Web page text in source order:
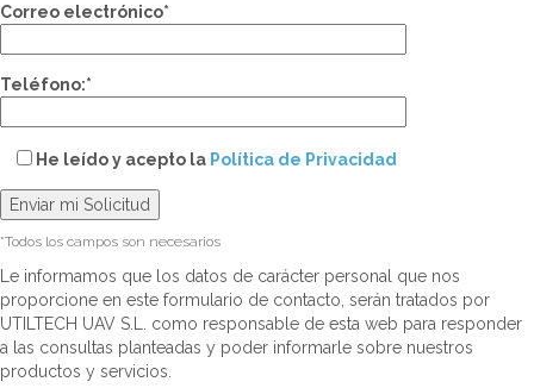
Correo electrónico*
Teléfono:*
He leído y acepto la Política de Privacidad
*Todos los campos son necesarios
Le informamos que los datos de carácter personal que nos
proporcione en este formulario de contacto, serán tratados por
UTILTECH UAV S.L. como responsable de esta web para responder
a las consultas planteadas y poder informarle sobre nuestros
productos y servicios.